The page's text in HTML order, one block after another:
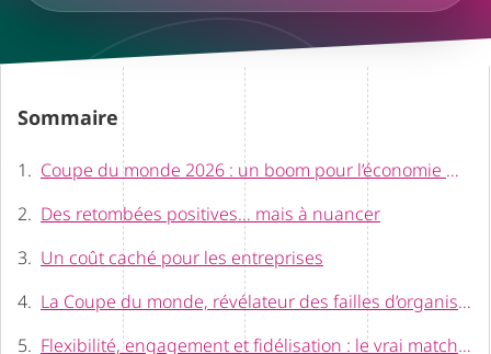
Sommaire
Coupe du monde 2026 : un boom pour l’économie mondiale ?
Des retombées positives… mais à nuancer
Un coût caché pour les entreprises
La Coupe du monde, révélateur des failles d’organisation
Flexibilité, engagement et fidélisation : le vrai match des entreprises